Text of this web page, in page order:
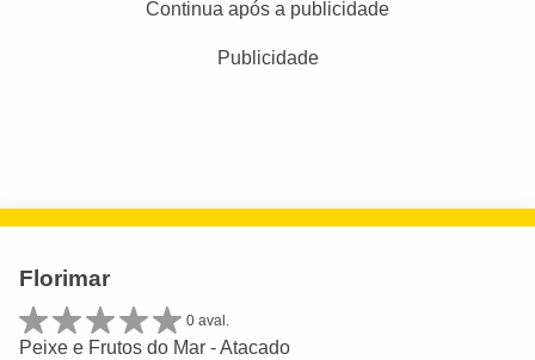
Continua após a publicidade
Publicidade
Florimar
0 aval.
Peixe e Frutos do Mar - Atacado